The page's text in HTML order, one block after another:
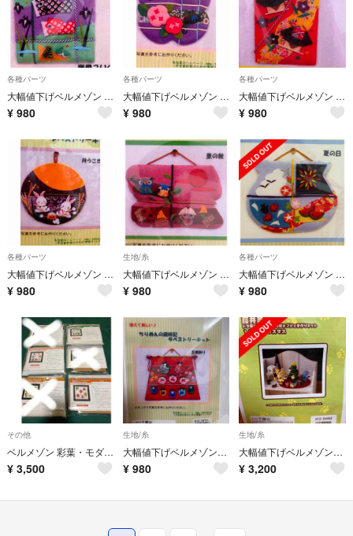
各種パーツ
大幅値下げベルメゾン 手作りキット 鯉のぼり
¥ 980
各種パーツ
大幅値下げベルメゾン 手作りキット あじさい
¥ 980
各種パーツ
大幅値下げベルメゾン 手作りキット 祭り
¥ 980
各種パーツ
大幅値下げベルメゾン 手作りキット 月うさぎ
¥ 980
生地/糸
大幅値下げベルメゾン 手作りキット 里の秋
¥ 980
各種パーツ
大幅値下げベルメゾン 手作りキット 金魚鉢
¥ 980
その他
ベルメゾン 彩葉・モダンアートなクロスステッチ 歳時記手作りキット 3種
¥ 3,500
生地/糸
大幅値下げベルメゾン手作りキット ひな祭り
¥ 980
生地/糸
大幅値下げベルメゾン手作りキット クリスマス
¥ 3,200